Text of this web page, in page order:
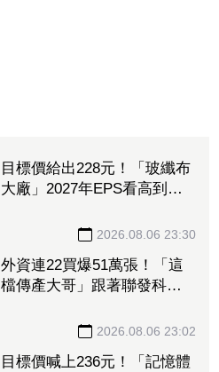
目標價給出228元！「玻纖布
大廠」2027年EPS看高到
投資挹注營收 2026.08.06 23:30
外資連22買爆51萬張！「這
檔傳產大哥」跟著聯發科發
2026.08.06 23:02
目標價喊上236元！「記憶體